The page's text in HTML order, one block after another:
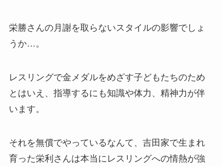
栄勝さんの月謝を取らないスタイルの影響でしょ
うか…。
レスリングで金メダルをめざす子どもたちのため
とはいえ、指導するにも知識や体力、精神力が伴
います。
それを無償でやっているなんて、吉田家で生まれ
育った栄利さんは本当にレスリングへの情熱が強